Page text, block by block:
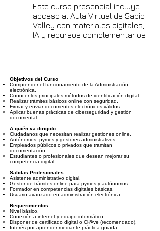
Este curso presencial incluye
acceso al Aula Virtual de Sabio
Valley con materiales digitales,
IA y recursos complementarios
Objetivos del Curso
Comprender el funcionamiento de la Administración
electrónica.
Conocer los principales métodos de identificación digital.
Realizar trámites básicos online con seguridad.
Firmar y enviar documentos electrónicos válidos.
Aplicar buenas prácticas de ciberseguridad y gestión
documental.
A quién va dirigido
Ciudadanos que necesitan realizar gestiones online.
Autónomos, pymes y gestores administrativos.
Empleados públicos o privados que tramitan
documentación.
Estudiantes o profesionales que desean mejorar su
competencia digital.
Salidas Profesionales
Asistente administrativo digital.
Gestor de trámites online para pymes y autónomos.
Formador en competencias digitales básicas.
Usuario avanzado en administración electrónica.
Requerimientos
Nivel básico.
Conexión a internet y equipo informático.
Disponer de certificado digital o Cl@ve (recomendado).
Interés por aprender mediante práctica guiada.